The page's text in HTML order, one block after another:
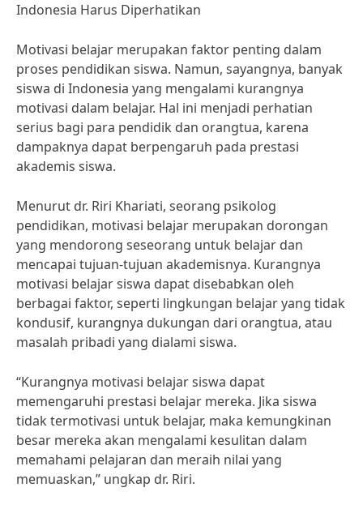
Indonesia Harus Diperhatikan
Motivasi belajar merupakan faktor penting dalam
proses pendidikan siswa. Namun, sayangnya, banyak
siswa di Indonesia yang mengalami kurangnya
motivasi dalam belajar. Hal ini menjadi perhatian
serius bagi para pendidik dan orangtua, karena
dampaknya dapat berpengaruh pada prestasi
akademis siswa.
Menurut dr. Riri Khariati, seorang psikolog
pendidikan, motivasi belajar merupakan dorongan
yang mendorong seseorang untuk belajar dan
mencapai tujuan-tujuan akademisnya. Kurangnya
motivasi belajar siswa dapat disebabkan oleh
berbagai faktor, seperti lingkungan belajar yang tidak
kondusif, kurangnya dukungan dari orangtua, atau
masalah pribadi yang dialami siswa.
“Kurangnya motivasi belajar siswa dapat
memengaruhi prestasi belajar mereka. Jika siswa
tidak termotivasi untuk belajar, maka kemungkinan
besar mereka akan mengalami kesulitan dalam
memahami pelajaran dan meraih nilai yang
memuaskan,” ungkap dr. Riri.